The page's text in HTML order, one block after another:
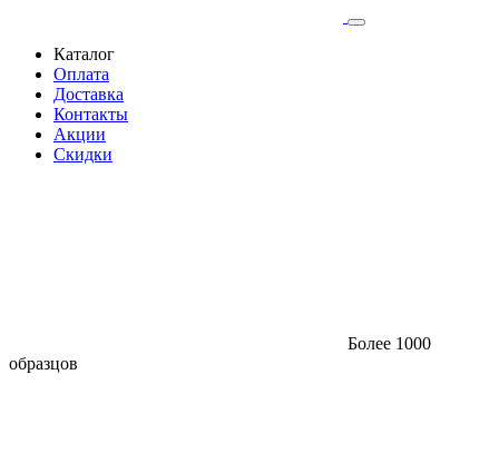
Каталог
Оплата
Доставка
Контакты
Акции
Скидки
Более 1000
образцов